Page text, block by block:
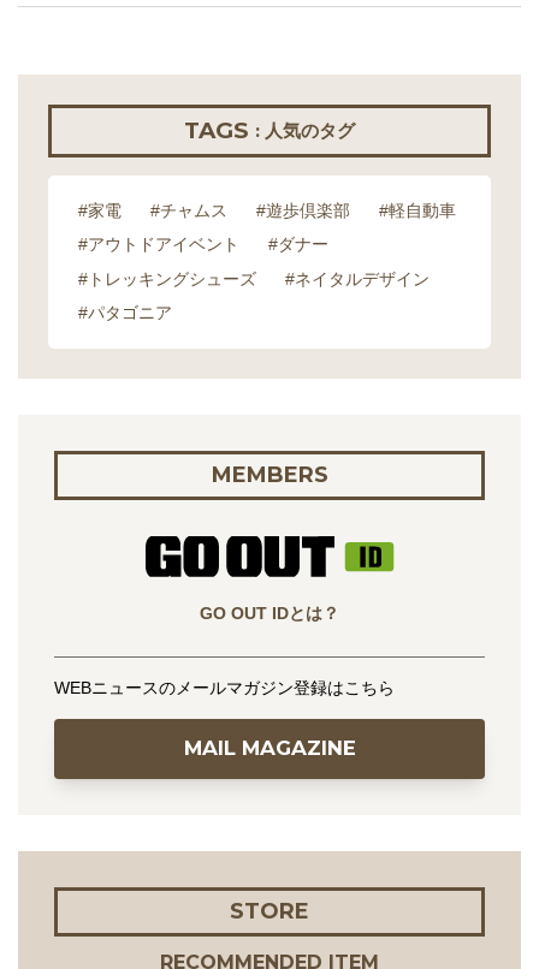
TAGS : 人気のタグ
#家電 #チャムス #遊歩倶楽部
#軽自動車
#アウトドアイベント
#ダナー
#トレッキングシューズ
#ネイタルデザイン
#パタゴニア
MEMBERS
GO OUT IDとは？
WEBニュースのメールマガジン登録はこちら
MAIL MAGAZINE
STORE
RECOMMENDED ITEM